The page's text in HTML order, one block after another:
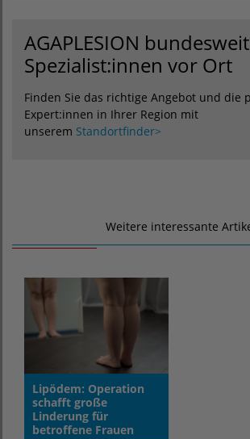
AGAPLESION
Spezialist:innen vor Ort
Finden Sie das richtige Angebot und die
Expert:innen in Ihrer Region mit
unserem Standortfinder>
Weitere interessante
Lipödem: Operation
schafft große
Linderung für
betroffene Frauen